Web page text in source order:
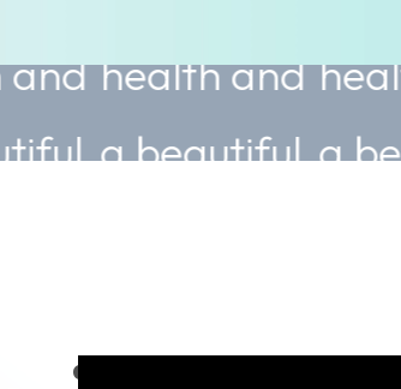
and
beautiful
health and
a beautiful